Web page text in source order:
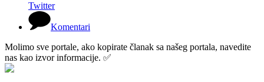
Twitter
Komentari
Molimo sve portale, ako kopirate članak sa našeg portala, navedite
nas kao izvor informacije. ✅